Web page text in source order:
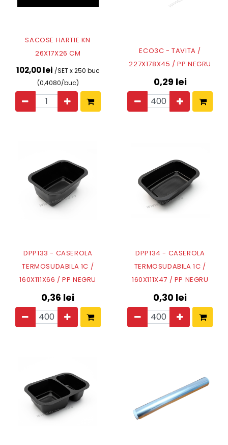
SACOSE HARTIE KN
26X17X26 CM
102,00 lei /SET x 250 buc
(0,4080/buc)
ECO3C - TAVITA /
227X178X45 / PP NEGRU
0,29lei
DPP133 - CASEROLA
TERMOSUDABILA 1C /
160X111X66 / PP NEGRU
0,36 lei
DPP134 - CASEROLA
TERMOSUDABILA 1C /
160X111X47 / PP NEGRU
0,30 lei